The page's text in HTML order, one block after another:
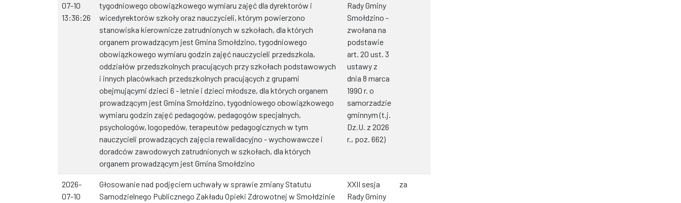
07-10
13:36:26
tygodniowego obowiązkowego wymiaru zajęć dla dyrektorów i
wicedyrektorów szkoły oraz nauczycieli, którym powierzono
stanowiska kierownicze zatrudnionych w szkołach, dla których
organem prowadzącym jest Gmina Smołdzino, tygodniowego
obowiązkowego wymiaru godzin zajęć nauczycieli przedszkola,
oddziałów przedszkolnych pracujących przy szkołach podstawowych
i innych placówkach przedszkolnych pracujących z grupami
obejmującymi dzieci 6 - letnie i dzieci młodsze, dla których organem
prowadzącym jest Gmina Smołdzino, tygodniowego obowiązkowego
wymiaru godzin zajęć pedagogów, pedagogów specjalnych,
psychologów, logopedów, terapeutów pedagogicznych w tym
nauczycieli prowadzących zajęcia rewalidacyjno - wychowawcze i
doradców zawodowych zatrudnionych w szkołach, dla których
organem prowadzącym jest Gmina Smołdzino
Rady Gminy
Smołdzino -
zwołana na
podstawie
art. 20 ust. 3
ustawy z
dnia 8 marca
1990 r. o
samorzadzie
gminnym (t.j.
Dz.U. z 2026
r., poz. 662)
2026-
07-10
Głosowanie nad podjęciem uchwały w sprawie zmiany Statutu
Samodzielnego Publicznego Zakładu Opieki Zdrowotnej w Smołdzinie
XXII sesja
Rady Gminy
za